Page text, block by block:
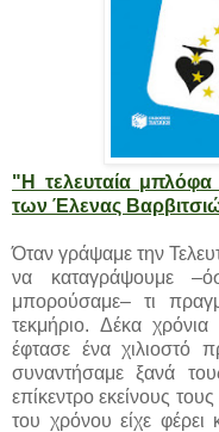
"Η τελευταία
των Έλενας
Όταν γράψαμε την
να καταγράψουμε
μπορούσαμε– τι
τεκμήριο. Δέκα
έφτασε ένα χιλιοστό
συναντήσαμε ξανά
επίκεντρο εκείνους
του χρόνου είχε φέρει